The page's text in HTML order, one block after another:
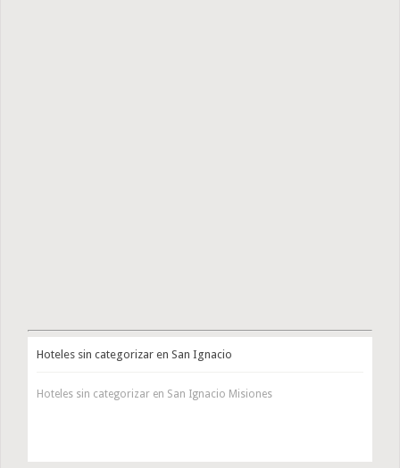
Hoteles sin categorizar en San Ignacio
Hoteles sin categorizar en San Ignacio Misiones